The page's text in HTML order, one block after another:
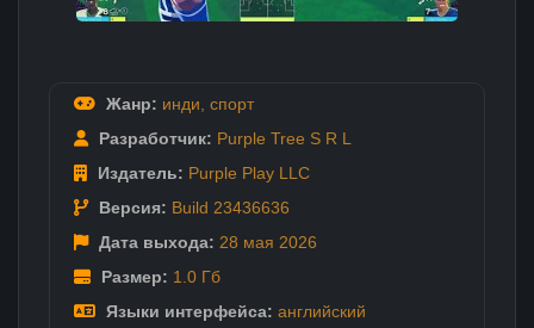
Жанр: инди спорт
Разработчик: Purple Tree S R L
Издатель: Purple Play LLC
Версия: Build 23436636
Дата выхода: 28 мая 2026
Размер: 1.0 Гб
Языки интерфейса: английский